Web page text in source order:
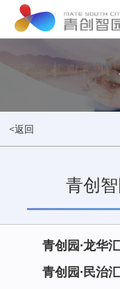
<返回
青创
青创园·龙华汇
青创园·民治汇